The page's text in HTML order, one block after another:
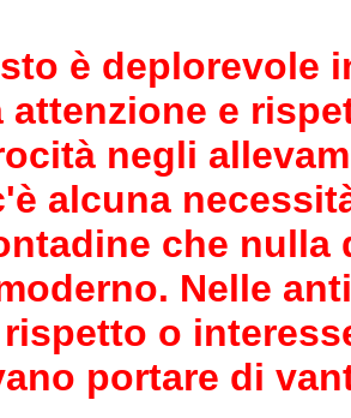
è deplorevole
attenzione e
negli
alcuna
che
Nelle
o
portare di